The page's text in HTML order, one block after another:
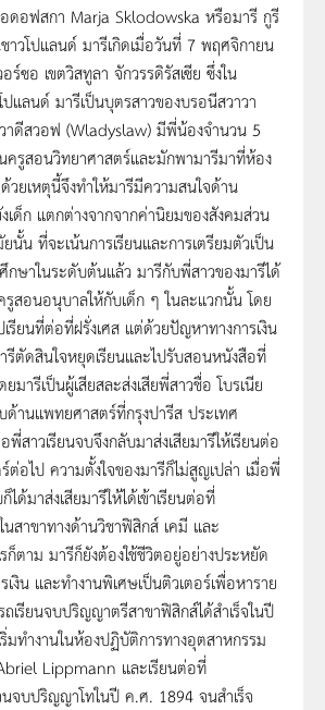
ดอฟสกา Marja Sklodowska หรือมารี กูรี
าวโปแลนด์ มารีเกิดเมื่อวันที่ 7 พฤศจิกายน
ซอ เขตวิสทูลา จักวรรดิรัสเซีย ซึ่งใน
แลนด์ มารีเป็นบุตรสาวของบรอนีสวาวา
าดีสวอฟ (Wladyslaw) มีพี่น้องจำนวน 5
ครูสอนวิทยาศาสตร์และมักพามารีมาที่ห้อง
ยเหตุนี้จึงทำให้มารีมีความสนใจด้าน
เด็ก แตกต่างจากจากค่านิยมของสังคมส่วน
นั้น ที่จะเน้นการเรียนและการเตรียมตัวเป็น
กษาในระดับต้นแล้ว มารีกับพี่สาวของมารีได้
รูสอนอนุบาลให้กับเด็ก ๆ ในละแวกนั้น โดย
รียนที่ต่อที่ฝรั่งเศส แต่ด้วยปัญหาทางการเงิน
รีตัดสินใจหยุดเรียนและไปรับสอนหนังสือที่
มารีเป็นผู้เสียสละส่งเสียพี่สาวชื่อ โบรเนีย
ด้านแพทยศาสตร์ที่กรุงปารีส ประเทศ
พี่สาวเรียนจบจึงกลับมาส่งเสียมารีให้เรียนต่อ
ต่อไป ความตั้งใจของมารีก็ไม่สูญเปล่า เมื่อพี่
ได้มาส่งเสียมารีให้ได้เข้าเรียนต่อที่
สาขาทางด้านวิชาฟิสิกส์ เคมี และ
ตาม มารีก็ยังต้องใช้ชีวิตอยู่อย่างประหยัด
งิน และทำงานพิเศษเป็นติวเตอร์เพื่อหาราย
เรียนจบปริญญาตรีสาขาฟิสิกส์ได้สำเร็จในปี
มทำงานในห้องปฏิบัติการทางอุตสาหกรรม
Lippmann และเรียนต่อที่
จบปริญญาโทในปี ค.ศ. 1894 จนสำเร็จ